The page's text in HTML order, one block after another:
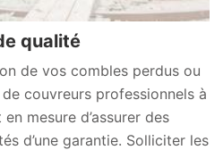
qualité
de vos combles perdus ou
couvreurs professionnels à
mesure d’assurer des
d’une garantie. Solliciter les